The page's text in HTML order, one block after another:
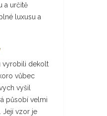
a určitě
luxusu a
vyrobili dekolt
vůbec
vyšil
působí velmi
Její vzor je